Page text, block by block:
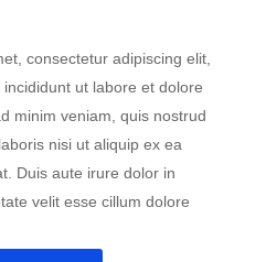
consectetur adipiscing elit,
ut labore et dolore
minim veniam, quis nostrud
nisi ut aliquip ex ea
Duis aute irure dolor in
velit esse cillum dolore